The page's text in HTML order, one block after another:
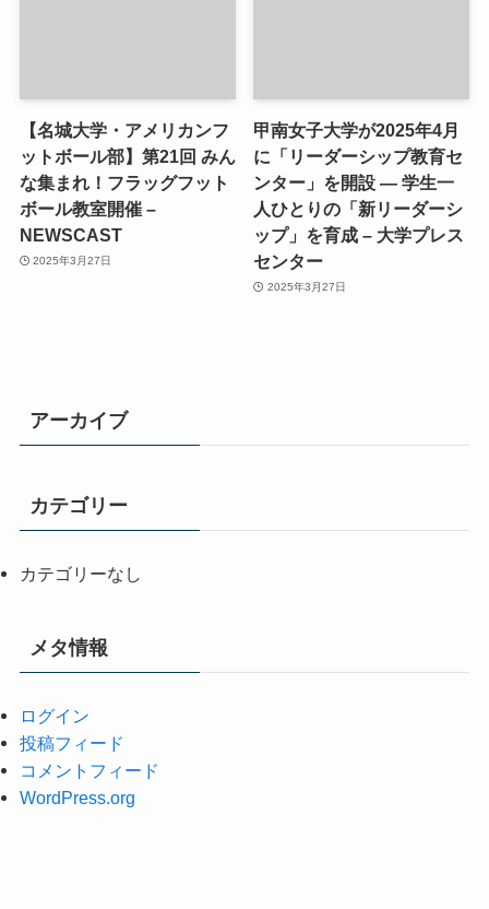
【名城大学・アメリカンフ
ットボール部】第21回 みん
な集まれ！フラッグフット
ボール教室開催 –
NEWSCAST
2025年3月27日
甲南女子大学が2025年4月
に「リーダーシップ教育セ
ンター」を開設 ― 学生一
人ひとりの「新リーダーシ
ップ」を育成 – 大学プレス
センター
2025年3月27日
アーカイブ
カテゴリー
カテゴリーなし
メタ情報
ログイン
投稿フィード
コメントフィード
WordPress.org